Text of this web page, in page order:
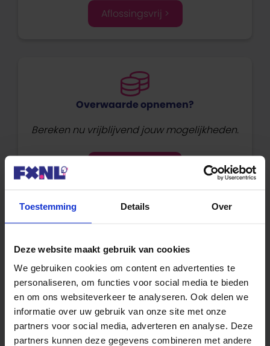
Toestemming Details Over
Deze website maakt gebruik van cookies
We gebruiken cookies om content en advertenties te
personaliseren, om functies voor social media te bieden
en om ons websiteverkeer te analyseren. Ook delen we
informatie over uw gebruik van onze site met onze
partners voor social media, adverteren en analyse. Deze
partners kunnen deze gegevens combineren met andere
Aflossingsvrij >
Overwaarde opnemen?
Bereken nu vrijblijvend jouw mogelijkheden.
Plaats een reactie
Reactie